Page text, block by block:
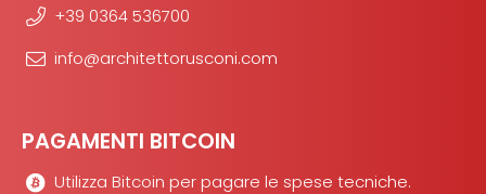
+39 0364 536700
info@architettorusconi.com
PAGAMENTI BITCOIN
Utilizza Bitcoin per pagare le spese tecniche.